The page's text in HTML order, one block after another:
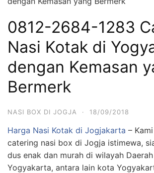
0812-2684-1283
Nasi Kotak di
dengan Kemasan
Bermerk
NASI BOX DI JOGJA · 18/09/2018
Harga Nasi Kotak di Jogjakarta –
catering nasi box di Jogja istimewa,
dus enak dan murah di wilayah
Yogyakarta, antara lain kota